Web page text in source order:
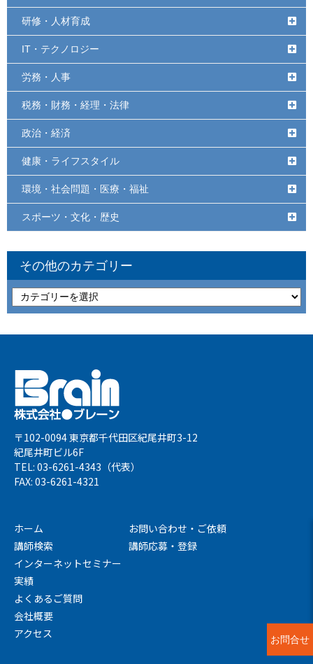
研修・人材育成
IT・テクノロジー
労務・人事
税務・財務・経理・法律
政治・経済
健康・ライフスタイル
環境・社会問題・医療・福祉
スポーツ・文化・歴史
その他のカテゴリー
〒102-0094 東京都千代田区紀尾井町3-12
紀尾井町ビル6F
TEL: 03-6261-4343（代表）
FAX: 03-6261-4321
ホーム
講師検索
インターネットセミナー
実績
よくあるご質問
会社概要
アクセス
お問い合わせ・ご依頼
講師応募・登録
お問合せ